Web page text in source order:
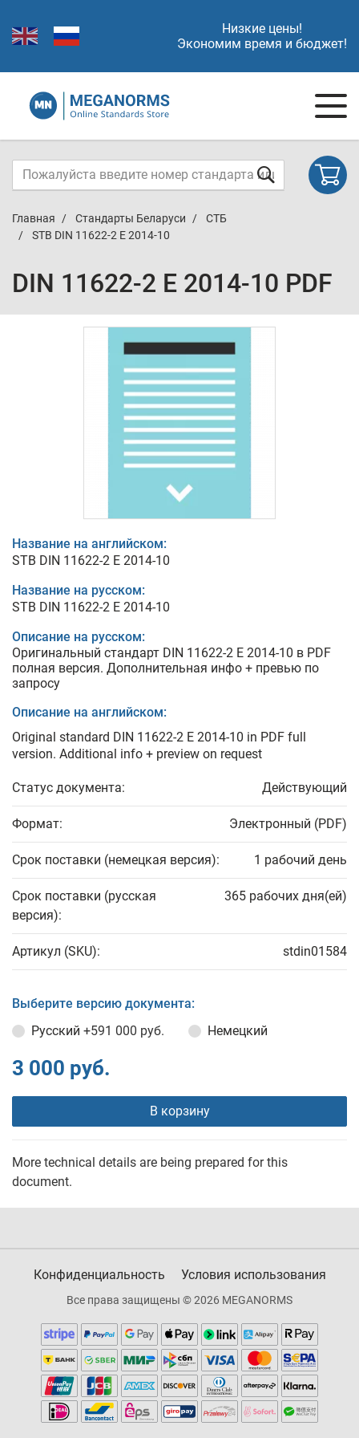
Низкие цены!
Экономим время и бюджет!
Главная Стандарты Беларуси
СТБ
STB DIN 11622-2 E 2014-10
DIN 11622-2 E 2014-10 PDF
Название на английском:
STB DIN 11622-2 E 2014-10
Название на русском:
STB DIN 11622-2 E 2014-10
Описание на русском:
Оригинальный стандарт DIN 11622-2 E 2014-10 в PDF
полная версия. Дополнительная инфо + превью по
запросу
Описание на английском:
Original standard DIN 11622-2 E 2014-10 in PDF full
version. Additional info + preview on request
Статус документа: Действующий
Формат: Электронный (PDF)
Срок поставки (немецкая версия): 1 рабочий день
Срок поставки (русская
версия):
365 рабочих дня(ей)
Артикул (SKU): stdin01584
Выберите версию документа:
Русский +591 000 руб. Немецкий
3 000 руб.
В корзину
More technical details are being prepared for this
document.
Конфиденциальность Условия использования
Все права защищены © 2026 MEGANORMS